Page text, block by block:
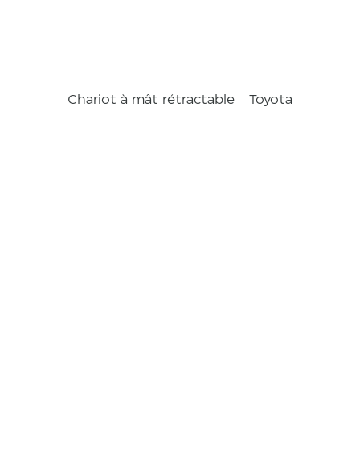
Chariot à mât rétractable Toyota